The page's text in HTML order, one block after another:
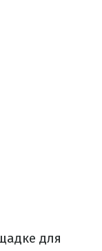
для